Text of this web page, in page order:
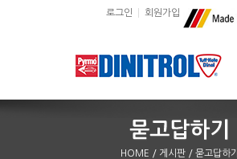
로그인 회원가입
HOME / 게시판 / 묻고답하기